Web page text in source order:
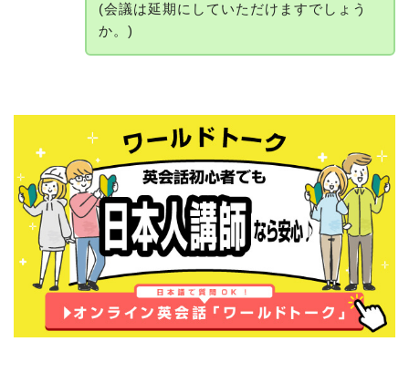
(会議は延期にしていただけますでしょう
か。)